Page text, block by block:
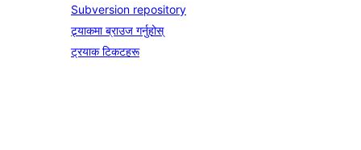
Subversion repository
ट्र्याकमा ब्राउज गर्नुहोस्
ट्रयाक टिकटहरू